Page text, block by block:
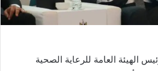
الهيئة العامة للرعاية الصحية